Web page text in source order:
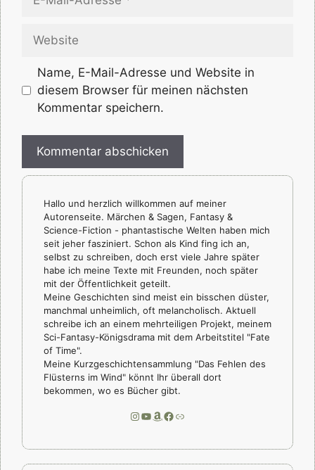
Website
Name, E-Mail-Adresse und Website in
diesem Browser für meinen nächsten
Kommentar speichern.
Hallo und herzlich willkommen auf meiner
Autorenseite. Märchen & Sagen, Fantasy &
Science-Fiction - phantastische Welten haben mich
seit jeher fasziniert. Schon als Kind fing ich an,
selbst zu schreiben, doch erst viele Jahre später
habe ich meine Texte mit Freunden, noch später
mit der Öffentlichkeit geteilt.
Meine Geschichten sind meist ein bisschen düster,
manchmal unheimlich, oft melancholisch. Aktuell
schreibe ich an einem mehrteiligen Projekt, meinem
Sci-Fantasy-Königsdrama mit dem Arbeitstitel "Fate
of Time".
Meine Kurzgeschichtensammlung "Das Fehlen des
Flüsterns im Wind" könnt Ihr überall dort
bekommen, wo es Bücher gibt.
Instagram
YouTube
Amazon
Facebook
Link